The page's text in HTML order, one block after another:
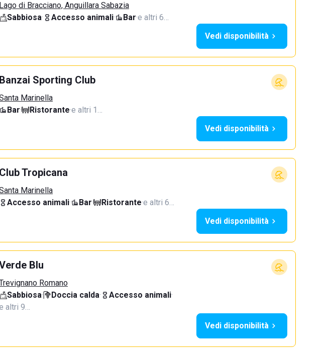
Lago di Bracciano, Anguillara Sabazia
Sabbiosa· Accesso animali· Bar·e altri 6…
Vedi disponibilità
Banzai Sporting Club
Marinella
Bar· Ristorante·e altri 1…
Vedi disponibilità
Club Tropicana
Marinella
Accesso animali· Bar· Ristorante·e altri 6…
Vedi disponibilità
Blu
Romano
Sabbiosa· Doccia calda· Accesso animali·
altri 9…
Vedi disponibilità